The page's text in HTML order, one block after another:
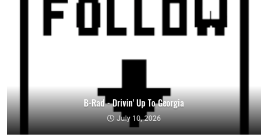
B-Rad - Drivin' Up To Georgia
July 10, 2026